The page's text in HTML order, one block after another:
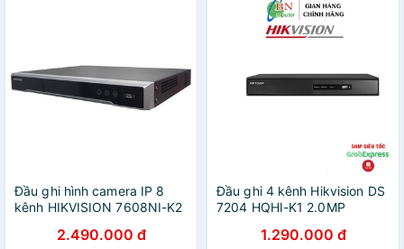
Đầu ghi hình camera IP 8
kênh HIKVISION 7608NI-K2
2.490.000 đ
Đầu ghi 4 kênh Hikvision DS
7204 HQHI-K1 2.0MP
1.290.000 đ